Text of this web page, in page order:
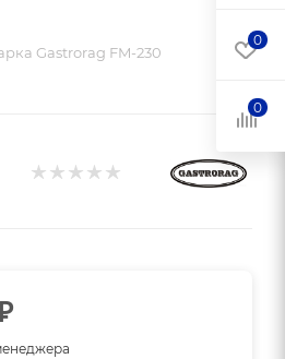
Gastrorag FM-230
0
0